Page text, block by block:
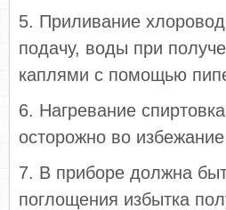
5. Приливание
подачу, воды при
каплями с помощью
6. Нагревание
осторожно во
7. В приборе должна
поглощения избытка